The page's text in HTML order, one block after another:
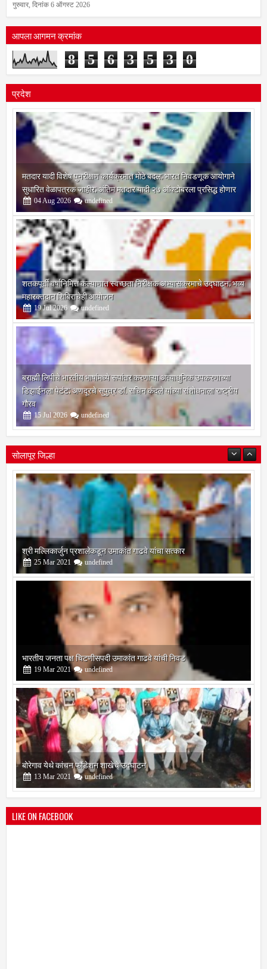
गुरुवार, दिनांक 6 ऑगस्ट 2026
आपला आगमन क्रमांक
8 5 6 3 5 3 0
प्रदेश
मतदार यादी विशेष पुनरीक्षण कार्यक्रमात मोठे बदल; भारत निवडणूक आयोगाने
सुधारित वेळापत्रक जाहीर; अंतिम मतदार यादी २७ ऑक्टोबरला प्रसिद्ध होणार
04Aug 2026 undefined
शतकपूर्ती वर्षानिमित्त कल्याणात स्वच्छता निरीक्षक अभ्यासक्रमाचे उद्घाटन; भव्य
महारक्तदान शिबिराचेही आयोजन
19 Jul 2026 undefined
ब्राह्मी लिपीचे भारतीय भाषांमध्ये रूपांतर करणाऱ्या अत्याधुनिक उपकरणाच्या
डिझाईनला पेटंट; अणदूरचे सुपुत्र डॉ. सचिन कंदले यांच्या संशोधनाला राष्ट्रीय
गौरव
15 Jul 2026 undefined
सोलापूर जिल्हा
श्री मल्लिकार्जुन प्रशालेकडून उमाकांत गाढवे यांचा सत्कार
25 Mar 2021 undefined
भारतीय जनता पक्ष चिटणीसपदी उमाकांत गाढवे यांची निवड
19 Mar 2021 undefined
बोरेगाव येथे कांचन फौंडेशन शाखेचे उद्घाटन
13 Mar 2021 undefined
LIKE ON FACEBOOK